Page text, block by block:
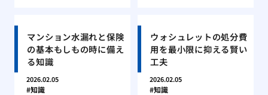
マンション水漏れと保険
の基本もしもの時に備え
る知識
2026.02.05
知識
ウォシュレットの処分費
用を最小限に抑える賢い
工夫
2026.02.05
知識